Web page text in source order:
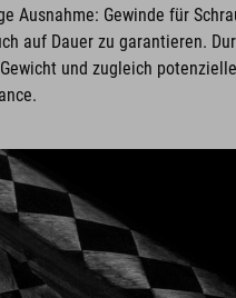
Ausnahme: Gewinde für
auf Dauer zu garantieren.
und zugleich